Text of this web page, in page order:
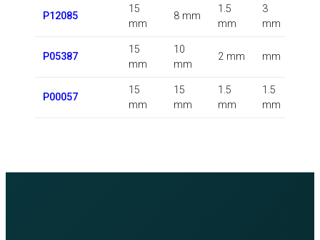
P12085
15
mm
8 mm
1.5
mm
3
mm
P05387
15
mm
10
mm
2 mm mm
P00057
15
mm
15
mm
1.5
mm
1.5
mm